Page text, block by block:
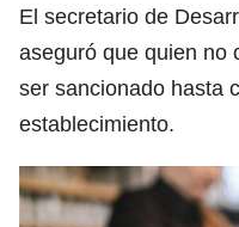
El secretario de
aseguró que quien no
ser sancionado hasta
establecimiento.